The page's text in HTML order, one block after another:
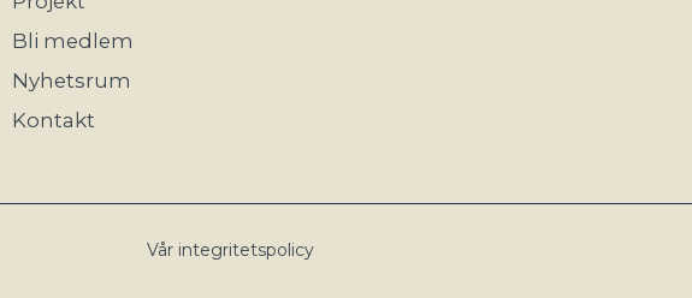
Bli medlem
Nyhetsrum
Kontakt
Vår integritetspolicy